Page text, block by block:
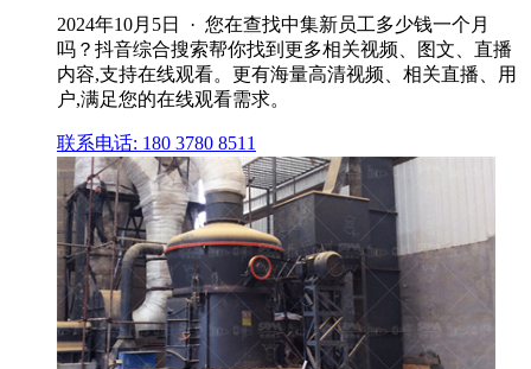
2024年10月5日 · 您在查找中集新员工多少钱一个月
吗？抖音综合搜索帮你找到更多相关视频、图文、直播
内容,支持在线观看。更有海量高清视频、相关直播、用
户,满足您的在线观看需求。
联系电话: 180 3780 8511